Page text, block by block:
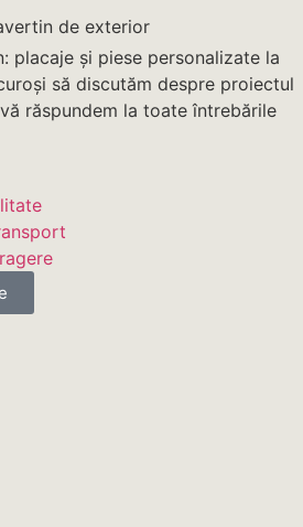
placaje și piese personalizate la
să discutăm despre proiectul
răspundem la toate întrebările